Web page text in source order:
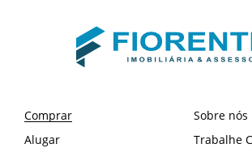
Comprar
Alugar
Sobre nós
Trabalhe